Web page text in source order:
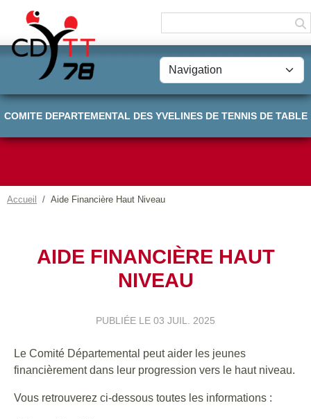
COMITE DEPARTEMENTAL DES YVELINES DE TENNIS DE TABLE
Accueil Aide Financière Haut Niveau
AIDE FINANCIÈRE HAUT
NIVEAU
PUBLIÉE LE 03 JUIL. 2025
Le Comité Départemental peut aider les jeunes
financièrement dans leur progression vers le haut niveau.
Vous retrouverez ci-dessous toutes les informations :
Panneau de gestion des cookies